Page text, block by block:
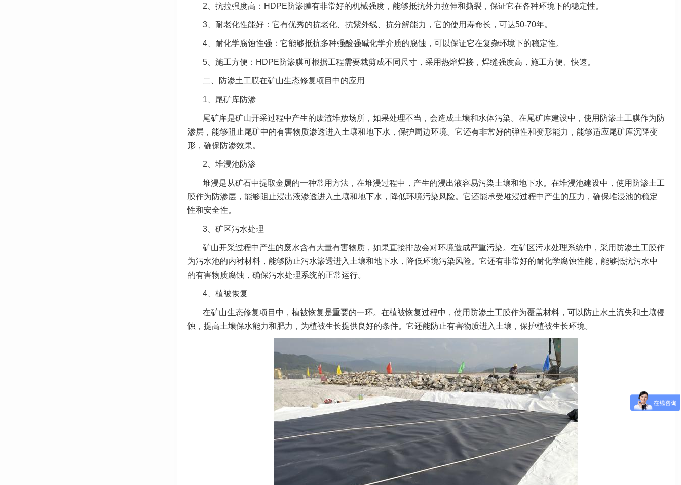
2、 抗拉强度高：HDPE防渗膜有非常好的机械强度，能够抵抗外力拉伸和撕裂，保证它在各种环境下的稳定性。
3、 耐老化性能好：它有优秀的抗老化、抗紫外线、抗分解能力，它的使用寿命长，可达50-70年。
4、耐化学腐蚀性强：它能够抵抗多种强酸强碱化学介质的腐蚀，可以保证它在复杂环境下的稳定性。
5、 施工方便：HDPE防渗膜可根据工程需要裁剪成不同尺寸，采用热熔焊接，焊缝强度高，施工方便、快速。
二、防渗土工膜在矿山生态修复项目中的应用
1、尾矿库防渗
尾矿库是矿山开采过程中产生的废渣堆放场所，如果处理不当，会造成土壤和水体污染。在尾矿库建设中，使用防渗土工膜作为防
渗层，能够阻止尾矿中的有害物质渗透进入土壤和地下水，保护周边环境。它还有非常好的弹性和变形能力，能够适应尾矿库沉降变
形，确保防渗效果。
2、 堆浸池防渗
堆浸是从矿石中提取金属的一种常用方法，在堆浸过程中，产生的浸出液容易污染土壤和地下水。在堆浸池建设中，使用防渗土工
膜作为防渗层，能够阻止浸出液渗透进入土壤和地下水，降低环境污染风险。它还能承受堆浸过程中产生的压力，确保堆浸池的稳定
性和安全性。
3、 矿区污水处理
矿山开采过程中产生的废水含有大量有害物质，如果直接排放会对环境造成严重污染。在矿区污水处理系统中，采用防渗土工膜作
为污水池的内衬材料，能够防止污水渗透进入土壤和地下水，降低环境污染风险。它还有非常好的耐化学腐蚀性能，能够抵抗污水中
的有害物质腐蚀，确保污水处理系统的正常运行。
4、 植被恢复
在矿山生态修复项目中，植被恢复是重要的一环。在植被恢复过程中，使用防渗土工膜作为覆盖材料，可以防止水土流失和土壤侵
蚀，提高土壤保水能力和肥力，为植被生长提供良好的条件。它还能防止有害物质进入土壤，保护植被生长环境。